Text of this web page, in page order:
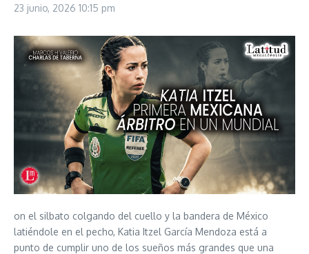
23 junio, 2026 10:15 pm
on el silbato colgando del cuello y la bandera de México
latiéndole en el pecho, Katia Itzel García Mendoza está a
punto de cumplir uno de los sueños más grandes que una